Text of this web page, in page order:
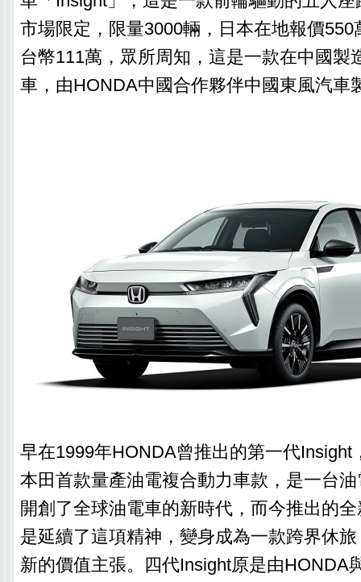
市場限定，限量3000輛，日本在地報價550
台幣111萬，眾所周知，這是一款在中國製
車，由HONDA中國合作夥伴中國東風汽車
早在1999年HONDA曾推出的第一代Insight
本田首款量產油電複合動力車款，是一台
開創了全球油電車的新時代，而今推出的
是延續了這項精神，變身成為一款跨界休
新的價值主張。四代Insight原是由HONDA